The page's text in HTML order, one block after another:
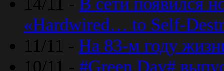
«Hardwired… to Self-
11/11 - На 83-м году
10/11 - #Green Day#